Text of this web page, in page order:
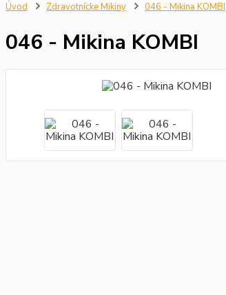
Úvod Zdravotnícke Mikiny 046 - Mikina KOMBI
046 - Mikina KOMBI